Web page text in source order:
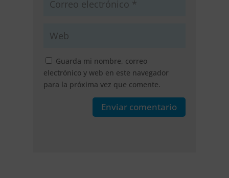
Guarda mi nombre, correo
electrónico y web en este navegador
para la próxima vez que comente.
Enviar comentario